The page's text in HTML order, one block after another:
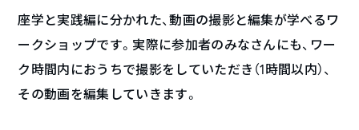
座学と実践編に分かれた、動画の撮影と編集が学べるワ
ークショップです。実際に参加者のみなさんにも、ワー
ク時間内におうちで撮影をしていただき（1時間以内）、
その動画を編集していきます。